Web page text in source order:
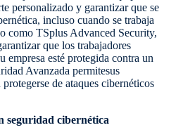
personalizado y garantizar que se
incluso cuando se trabaja
como TSplus Advanced Security,
que los trabajadores
empresa esté protegida contra un
Avanzada permitesus
de ataques cibernéticos
seguridad cibernética